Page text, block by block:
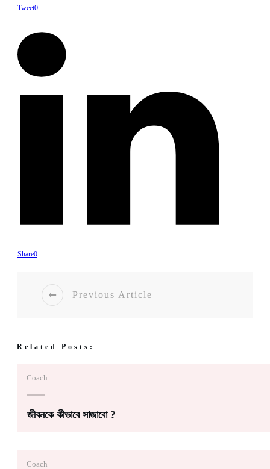
Tweet0
Share0
Previous Article
Related Posts:
Coach
জীবনকে কীভাবে সাজাবো ?
Coach